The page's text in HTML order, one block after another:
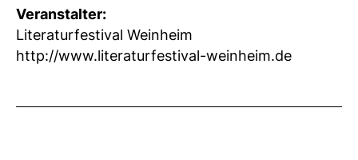
Veranstalter:
Literaturfestival Weinheim
http://www.literaturfestival-weinheim.de